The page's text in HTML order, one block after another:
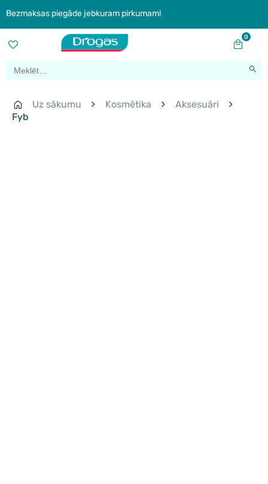
Bezmaksas piegāde jebkuram pirkumam!
0
Uz sākumu Kosmētika
Aksesuāri
Fyb